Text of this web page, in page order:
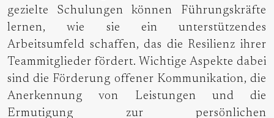
gezielte Schulungen können Führungskräfte
lernen, wie sie ein unterstützendes
Arbeitsumfeld schaffen, das die Resilienz ihrer
Teammitglieder fördert. Wichtige Aspekte dabei
sind die Förderung offener Kommunikation, die
Anerkennung von Leistungen und die
Ermutigung zur persönlichen